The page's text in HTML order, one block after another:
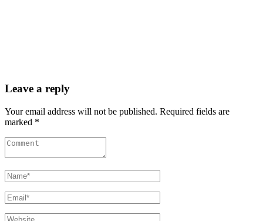
Leave a reply
Your email address will not be published. Required fields are
marked *